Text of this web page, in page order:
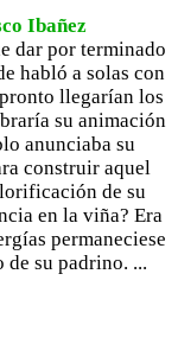
Ibañez
dar por terminado
habló a solas con
llegarían los
su animación
anunciaba su
construir aquel
de su
en la viña? Era
permaneciese
su padrino. ...